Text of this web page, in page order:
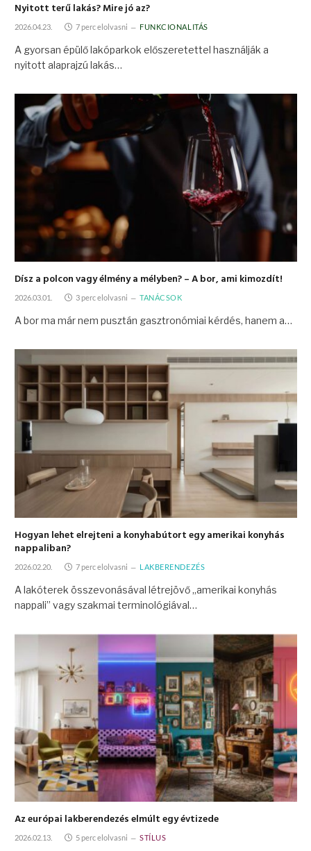
Nyitott terű lakás? Mire jó az?
2026.04.23. 7 perc elolvasni FUNKCIONALITÁS
A gyorsan épülő lakóparkok előszeretettel használják a
nyitott alaprajzú lakás…
Dísz a polcon vagy élmény a mélyben? – A bor, ami kimozdít!
2026.03.01. 3 perc elolvasni TANÁCSOK
A bor ma már nem pusztán gasztronómiai kérdés, hanem a…
Hogyan lehet elrejteni a konyhabútort egy amerikai konyhás
nappaliban?
2026.02.20. 7 perc elolvasni LAKBERENDEZÉS
A lakóterek összevonásával létrejövő „amerikai konyhás
nappali” vagy szakmai terminológiával…
Az európai lakberendezés elmúlt egy évtizede
2026.02.13. 5 perc elolvasni STÍLUS